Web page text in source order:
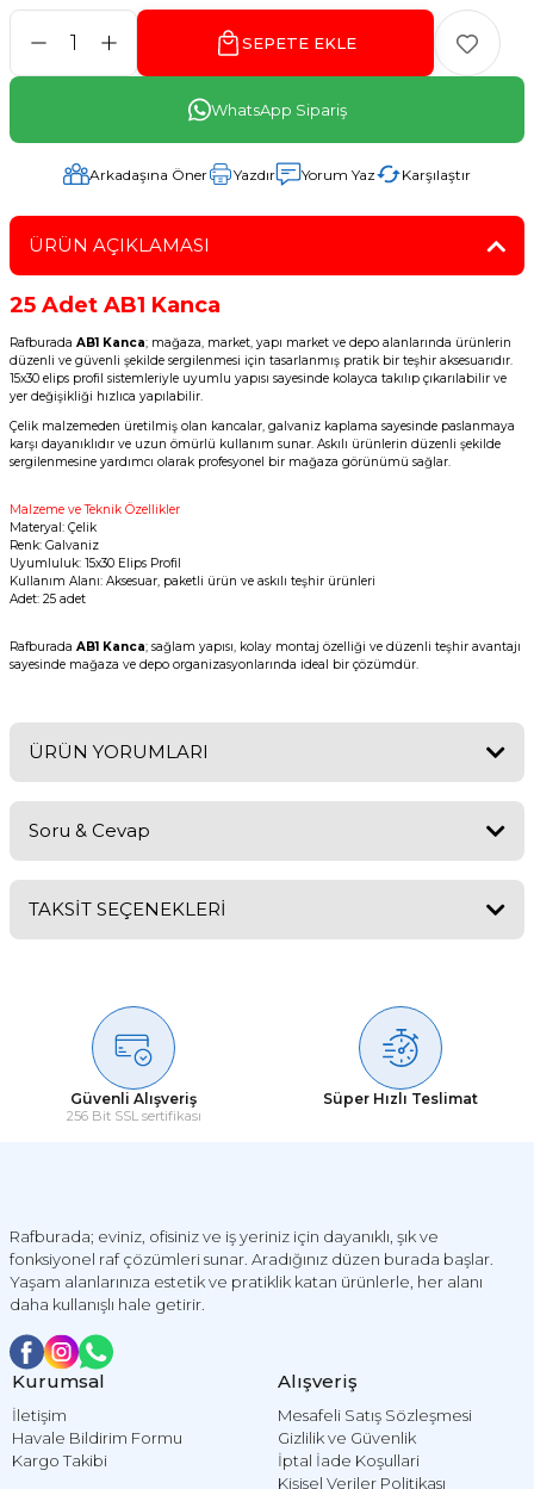
SEPETE EKLE
WhatsApp Sipariş
Arkadaşına Öner Yazdır Yorum Yaz Karşılaştır
ÜRÜN AÇIKLAMASI
25 Adet AB1 Kanca
Rafburada AB1 Kanca; mağaza, market, yapı market ve depo alanlarında ürünlerin
düzenli ve güvenli şekilde sergilenmesi için tasarlanmış pratik bir teşhir aksesuarıdır.
15x30 elips profil sistemleriyle uyumlu yapısı sayesinde kolayca takılıp çıkarılabilir ve
yer değişikliği hızlıca yapılabilir.
Çelik malzemeden üretilmiş olan kancalar, galvaniz kaplama sayesinde paslanmaya
karşı dayanıklıdır ve uzun ömürlü kullanım sunar. Askılı ürünlerin düzenli şekilde
sergilenmesine yardımcı olarak profesyonel bir mağaza görünümü sağlar.
Malzeme ve Teknik Özellikler
Materyal: Çelik
Renk: Galvaniz
Uyumluluk: 15x30 Elips Profil
Kullanım Alanı: Aksesuar, paketli ürün ve askılı teşhir ürünleri
Adet: 25 adet
Rafburada AB1 Kanca; sağlam yapısı, kolay montaj özelliği ve düzenli teşhir avantajı
sayesinde mağaza ve depo organizasyonlarında ideal bir çözümdür.
ÜRÜN YORUMLARI
Soru & Cevap
Ürün hakkında henüz soru sorulmamış.
TAKSİT SEÇENEKLERİ
Güvenli Alışveriş
256 Bit SSL sertifikası
Süper Hızlı Teslimat
Rafburada; eviniz, ofisiniz ve iş yeriniz için dayanıklı, şık ve
fonksiyonel raf çözümleri sunar. Aradığınız düzen burada başlar.
Yaşam alanlarınıza estetik ve pratiklik katan ürünlerle, her alanı
daha kullanışlı hale getirir.
Kurumsal
İletişim
Havale Bildirim Formu
Kargo Takibi
Alışveriş
Mesafeli Satış Sözleşmesi
Gizlilik ve Güvenlik
İptal İade Koşullari
Kişisel Veriler Politikası